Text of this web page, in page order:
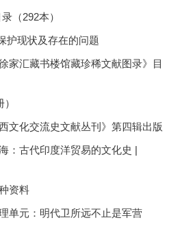
（292本）
护现状及存在的问题
家汇藏书楼馆藏珍稀文献图录》目
文化交流史文献丛刊》第四辑出版
：古代印度洋贸易的文化史 |
资料
单元：明代卫所远不止是军营